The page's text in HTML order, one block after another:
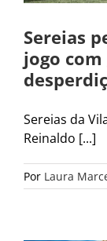
Sereias
jogo
Sereias da
Reinaldo [...]
Por Laura